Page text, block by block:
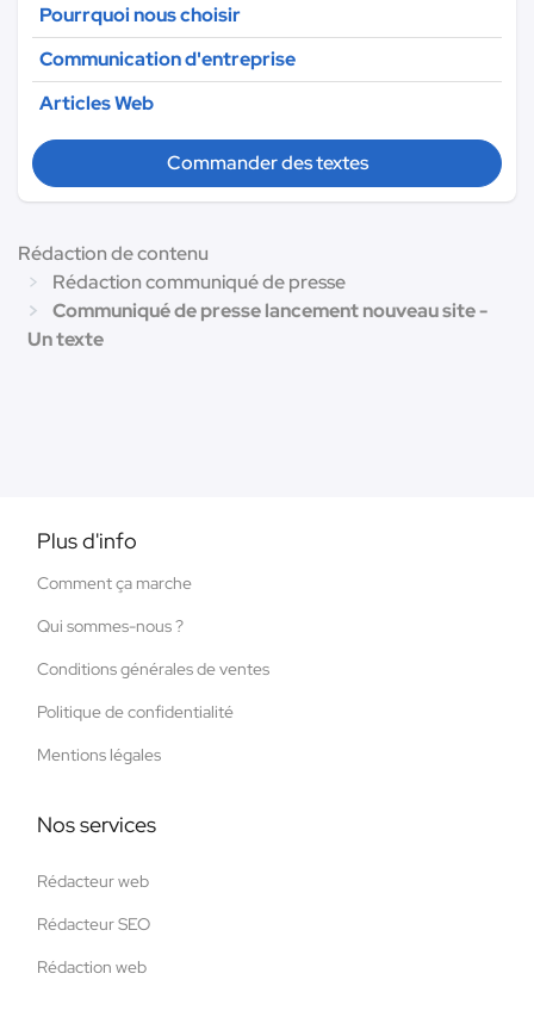
Pourrquoi nous choisir
Communication d'entreprise
Articles Web
Commander des textes
Rédaction de contenu
Rédaction communiqué de presse
Communiqué de presse lancement nouveau site -
Un texte
Plus d'info
Comment ça marche
Qui sommes-nous ?
Conditions générales de ventes
Politique de confidentialité
Mentions légales
Nos services
Rédacteur web
Rédacteur SEO
Rédaction web